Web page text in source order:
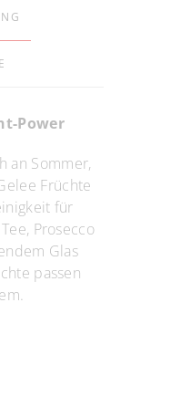
Power
an Sommer,
Früchte
für
Prosecco
Glas
passen